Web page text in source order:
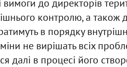
до директорів
контролю, а також
в порядку
не вирішать всіх
далі в процесі його